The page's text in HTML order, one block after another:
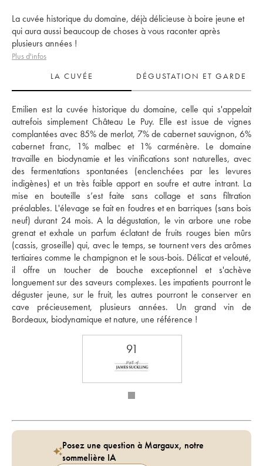
La cuvée historique du domaine, déjà délicieuse à boire jeune et
qui aura aussi beaucoup de choses à vous raconter après
plusieurs années !
Plus d'infos
LA CUVÉE
DÉGUSTATION ET GARDE
Emilien est la cuvée historique du domaine, celle qui s'appelait
autrefois simplement Château Le Puy. Elle est issue de vignes
complantées avec 85% de merlot, 7% de cabernet sauvignon, 6%
cabernet franc, 1% malbec et 1% carménère. Le domaine
travaille en biodynamie et les vinifications sont naturelles, avec
des fermentations spontanées (enclenchées par les levures
indigènes) et un très faible apport en soufre et autre intrant. La
mise en bouteille s’est faite sans collage et sans filtration
préalables. L'élevage se fait en foudres et en barriques (sans bois
neuf) durant 24 mois. A la dégustation, le vin arbore une robe
grenat et exhale un parfum éclatant de fruits rouges bien mûrs
(cassis, groseille) qui, avec le temps, se tournent vers des arômes
tertiaires comme le champignon et le sous-bois. Délicat et velouté,
il offre un toucher de bouche exceptionnel et s'achève
longuement sur des saveurs complexes. Les impatients pourront le
déguster jeune, sur le fruit, les autres pourront le conserver en
cave précieusement, plusieurs années. Un grand vin de
Bordeaux, biodynamique et nature, une référence !
91
Posez une question à Margaux, notre
sommelière IA